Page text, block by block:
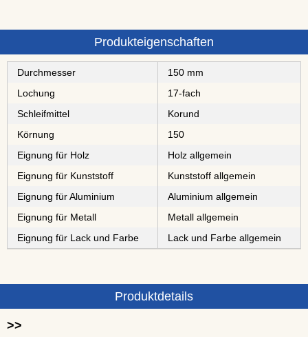
Produkteigenschaften
Durchmesser
150 mm
Lochung
17-fach
Schleifmittel
⁠⁠⁠Korund
Körnung
150
Eignung für Holz
Holz allgemein
Eignung für Kunststoff
Kunststoff allgemein
Eignung für Aluminium
Aluminium allgemein
Eignung für Metall
Metall allgemein
Eignung für Lack und Farbe
Lack und Farbe allgemein
Produktdetails
>>